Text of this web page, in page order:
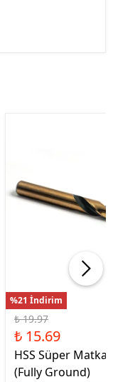
%21 İndirim
₺ 19.97
₺ 15.69
HSS Süper
(Fully Ground)